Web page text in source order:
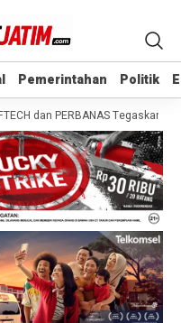
Pemerintahan Politik
Pemerintahan Politik
dan PERBANAS Tegaskan